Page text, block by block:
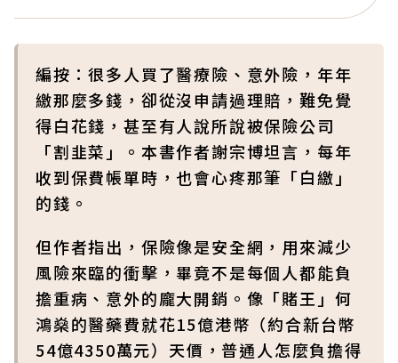
編按：很多人買了醫療險、意外險，年年
繳那麼多錢，卻從沒申請過理賠，難免覺
得白花錢，甚至有人說所說被保險公司
「割韭菜」。本書作者謝宗博坦言，每年
收到保費帳單時，也會心疼那筆「白繳」
的錢。
但作者指出，保險像是安全網，用來減少
風險來臨的衝擊，畢竟不是每個人都能負
擔重病、意外的龐大開銷。像「賭王」何
鴻燊的醫藥費就花15億港幣（約合新台幣
54億4350萬元）天價，普通人怎麼負擔得